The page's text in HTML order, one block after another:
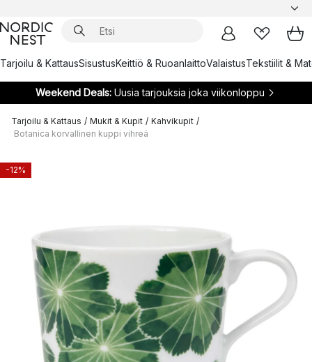
Tarjoilu & KattausSisustusKeittiö & RuoanlaittoValaistusTekstiilit &
Weekend Deals:Uusia tarjouksia joka viikonloppu
Tarjoilu & Kattaus / Mukit & Kupit / Kahvikupit /
Botanica korvallinen kuppi vihreä
-12%